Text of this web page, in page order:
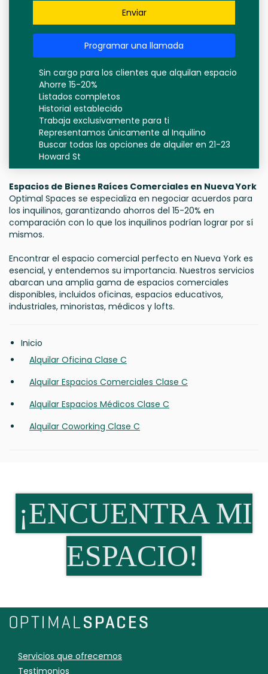
Enviar
Programar una llamada
Sin cargo para los clientes que alquilan espacio
Ahorre 15-20%
Listados completos
Historial establecido
Trabaja exclusivamente para ti
Representamos únicamente al Inquilino
Buscar todas las opciones de alquiler en 21-23
Howard St
Espacios de Bienes Raíces Comerciales en Nueva York
Optimal Spaces se especializa en negociar acuerdos para
los inquilinos, garantizando ahorros del 15-20% en
comparación con lo que los inquilinos podrían lograr por sí
mismos.
Encontrar el espacio comercial perfecto en Nueva York es
esencial, y entendemos su importancia. Nuestros servicios
abarcan una amplia gama de espacios comerciales
disponibles, incluidos oficinas, espacios educativos,
industriales, minoristas, médicos y lofts.
Inicio
Alquilar Oficina Clase C
Alquilar Espacios Comerciales Clase C
Alquilar Espacios Médicos Clase C
Alquilar Coworking Clase C
¡ENCUENTRA MI
ESPACIO!
Servicios que ofrecemos
Testimonios